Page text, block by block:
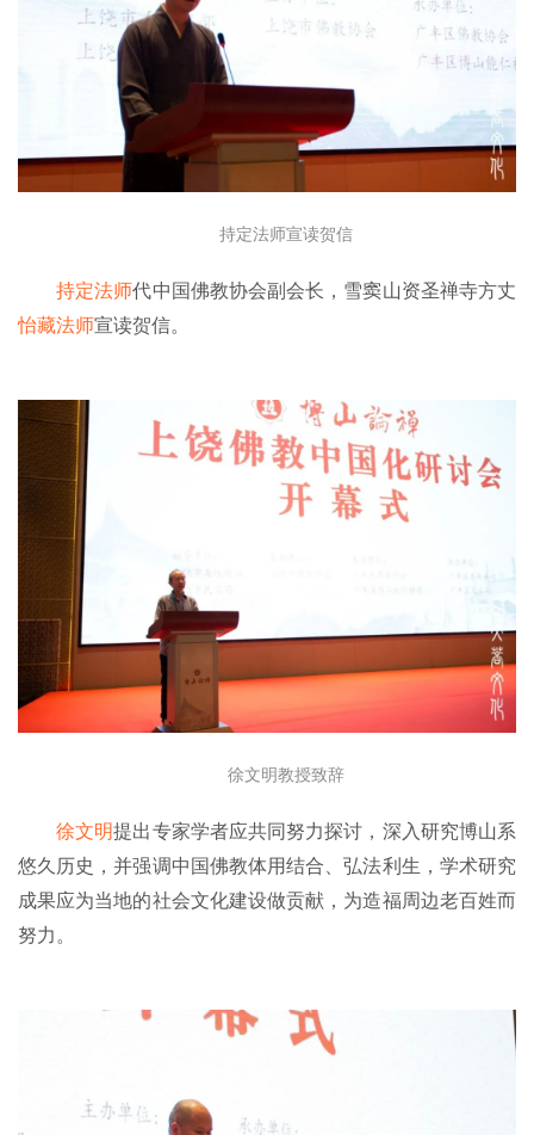
持定法师宣读贺信
持定法师代中国佛教协会副会长，雪窦山资圣禅寺方丈
怡藏法师宣读贺信。
徐文明教授致辞
徐文明提出专家学者应共同努力探讨，深入研究博山系
悠久历史，并强调中国佛教体用结合、弘法利生，学术研究
成果应为当地的社会文化建设做贡献，为造福周边老百姓而
努力。